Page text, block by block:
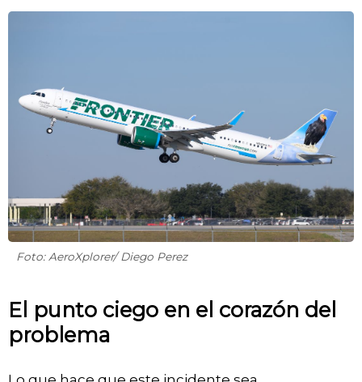
Foto: AeroXplorer/ Diego Perez
El punto ciego en el corazón del
problema